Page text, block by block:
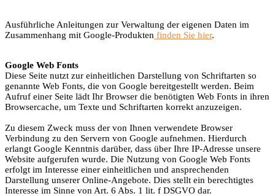
Ausführliche Anleitungen zur Verwaltung der eigenen Daten im
Zusammenhang mit Google-Produkten finden Sie hier.
Google Web Fonts
Diese Seite nutzt zur einheitlichen Darstellung von Schriftarten so
genannte Web Fonts, die von Google bereitgestellt werden. Beim
Aufruf einer Seite lädt Ihr Browser die benötigten Web Fonts in ihren
Browsercache, um Texte und Schriftarten korrekt anzuzeigen.
Zu diesem Zweck muss der von Ihnen verwendete Browser
Verbindung zu den Servern von Google aufnehmen. Hierdurch
erlangt Google Kenntnis darüber, dass über Ihre IP-Adresse unsere
Website aufgerufen wurde. Die Nutzung von Google Web Fonts
erfolgt im Interesse einer einheitlichen und ansprechenden
Darstellung unserer Online-Angebote. Dies stellt ein berechtigtes
Interesse im Sinne von Art. 6 Abs. 1 lit. f DSGVO dar.